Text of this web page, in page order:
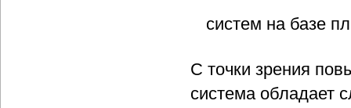
систем на базе
С точки зрения
система обладает